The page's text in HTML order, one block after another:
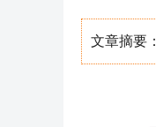
文章摘要